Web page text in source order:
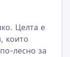
Целта е
които
лесно за